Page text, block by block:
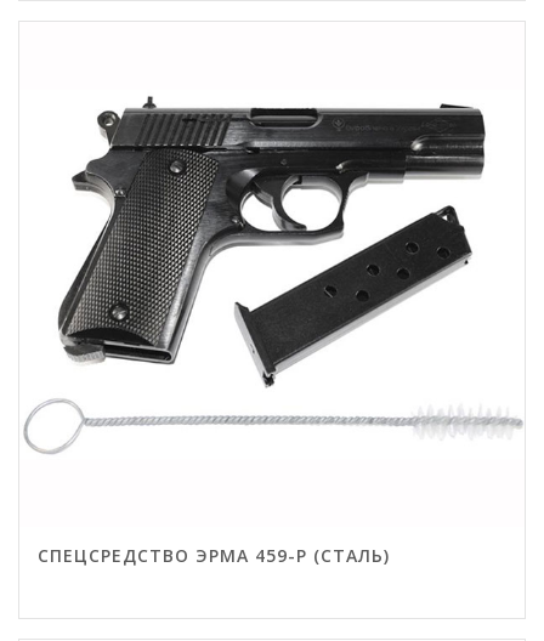
СПЕЦСРЕДСТВО ЭРМА 459-Р (СТАЛЬ)